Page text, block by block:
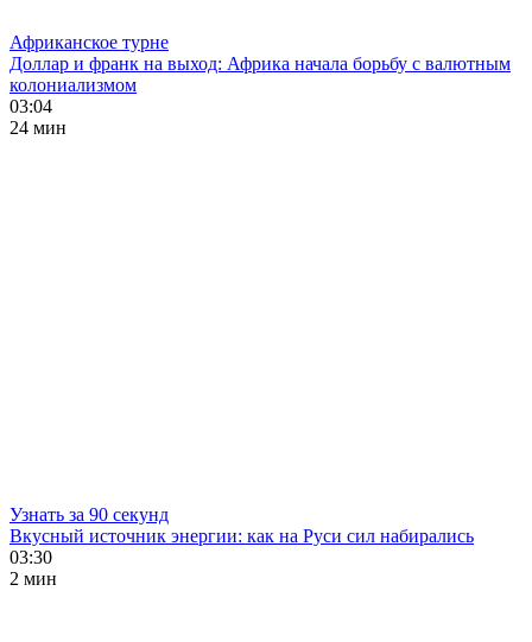
Африканское турне
Доллар и франк на выход: Африка начала борьбу с валютным
колониализмом
03:04
24 мин
Узнать за 90 секунд
Вкусный источник энергии: как на Руси сил набирались
03:30
2 мин